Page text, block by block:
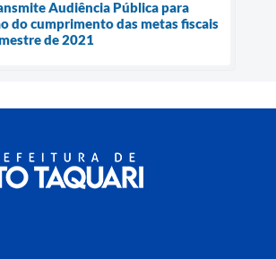
Audiência Pública para
do cumprimento das metas fiscais
de 2021